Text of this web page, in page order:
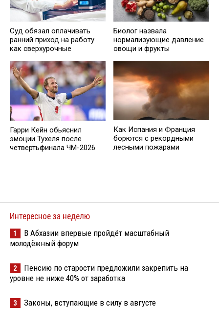
Суд обязал оплачивать
ранний приход на работу
как сверхурочные
Биолог назвала
нормализующие давление
овощи и фрукты
Гарри Кейн обьяснил
эмоции Тухеля после
четвертьфинала ЧМ-2026
Как Испания и Франция
борются с рекордными
лесными пожарами
Интересное за неделю
1
В Абхазии впервые пройдёт масштабный
молодёжный форум
2
Пенсию по старости предложили закрепить на
уровне не ниже 40% от заработка
3 Законы, вступающие в силу в августе